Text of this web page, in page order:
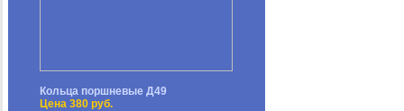
Кольца поршневые Д49
Цена 380 руб.